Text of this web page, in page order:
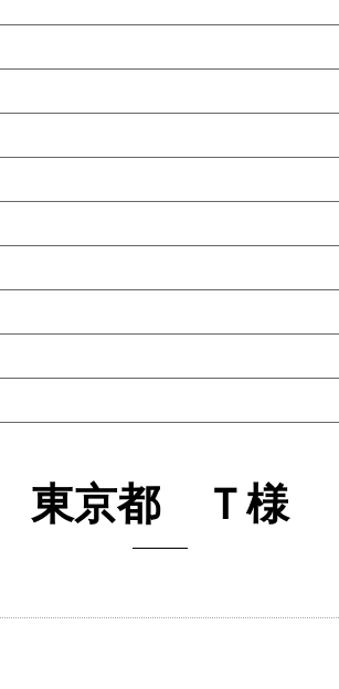
東京都 Ｔ様